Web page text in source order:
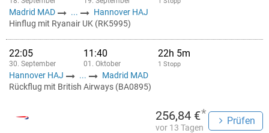
Madrid MAD ...
Hannover HAJ
Hinflug mit Ryanair UK (RK5995)
22:05
30. September
11:40
01. Oktober
22h 5m
1 Stopp
Hannover HAJ ...
Madrid MAD
Rückflug mit British Airways (BA0895)
256,84 €*
vor 13 Tagen
Prüfen